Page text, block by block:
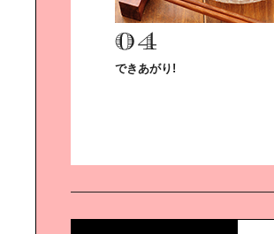
できあがり!
おいしくて、キレイになれる。｜野